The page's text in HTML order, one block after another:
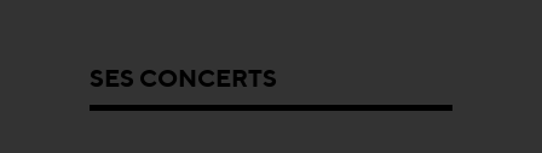
SES CONCERTS